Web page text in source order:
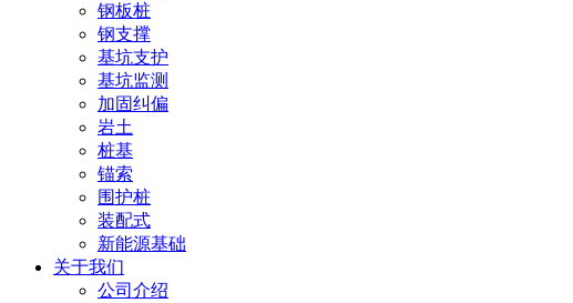
钢板桩
钢支撑
基坑支护
基坑监测
加固纠偏
岩土
桩基
锚索
围护桩
装配式
新能源基础
关于我们
公司介绍